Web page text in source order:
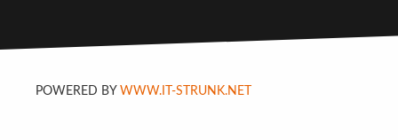
POWERED BY WWW.IT-STRUNK.NET